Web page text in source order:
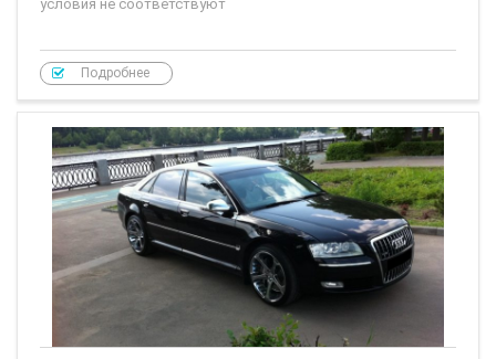
условия не соответствуют
Подробнее